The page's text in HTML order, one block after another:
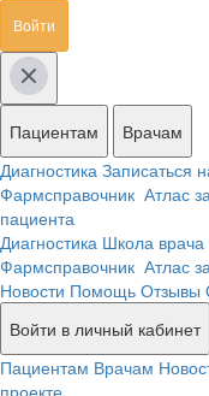
Войти
Пациентам
Врачам
Диагностика Записаться
Фармсправочник Атлас
пациента
Диагностика Школа врача
Фармсправочник Атлас
Новости Помощь Отзывы
Войти в личный кабинет
Пациентам Врачам
проекте